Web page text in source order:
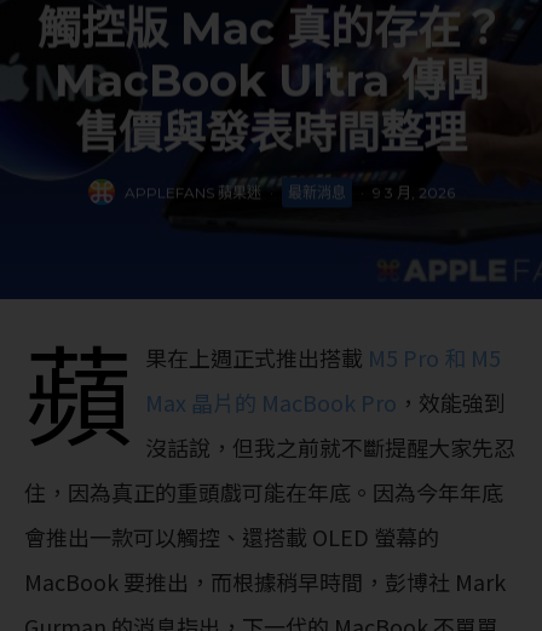
觸控版 Mac 真的存在？
MacBook Ultra 傳聞
售價與發表時間整理
APPLEFANS 蘋果迷 最新消息 9 3 月, 2026
蘋 果在上週正式推出搭載 M5 Pro 和 M5
Max 晶片的 MacBook Pro ，效能強到
沒話說，但我之前就不斷提醒大家先忍
住，因為真正的重頭戲可能在年底。因為今年年底
會推出一款可以觸控、還搭載 OLED 螢幕的
MacBook 要推出，而根據稍早時間，彭博社 Mark